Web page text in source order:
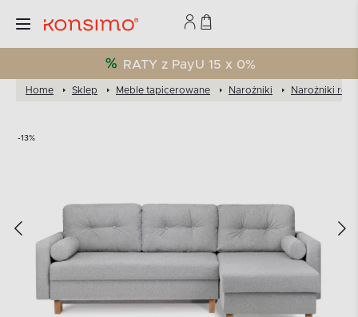
RATY z PayU 15 x 0%
Home Sklep Meble tapicerowane Narożniki Narożniki
-13%